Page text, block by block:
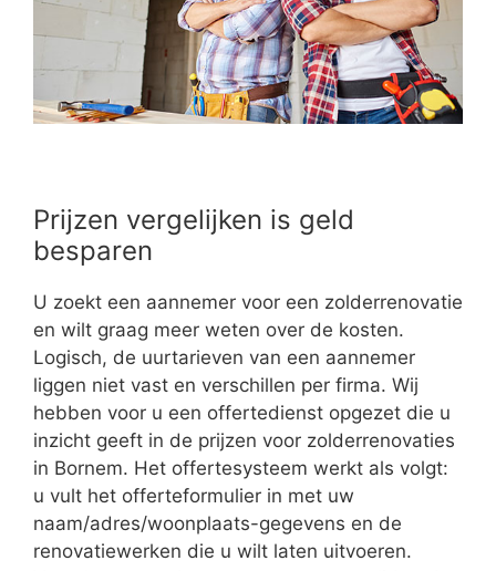
Prijzen vergelijken is geld
besparen
U zoekt een aannemer voor een zolderrenovatie
en wilt graag meer weten over de kosten.
Logisch, de uurtarieven van een aannemer
liggen niet vast en verschillen per firma. Wij
hebben voor u een offertedienst opgezet die u
inzicht geeft in de prijzen voor zolderrenovaties
in Bornem. Het offertesysteem werkt als volgt:
u vult het offerteformulier in met uw
naam/adres/woonplaats-gegevens en de
renovatiewerken die u wilt laten uitvoeren.